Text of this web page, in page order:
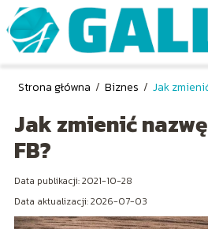
Strona główna / Biznes / Jak
Jak zmienić
FB?
Data publikacji: 2021-10-28
Data aktualizacji: 2026-07-03